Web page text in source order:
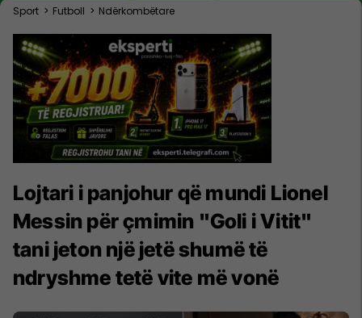
Sport > Futboll > Ndërkombëtare
Lojtari i panjohur që mundi Lionel
Messin për çmimin "Goli i Vitit"
tani jeton një jetë shumë të
ndryshme tetë vite më vonë